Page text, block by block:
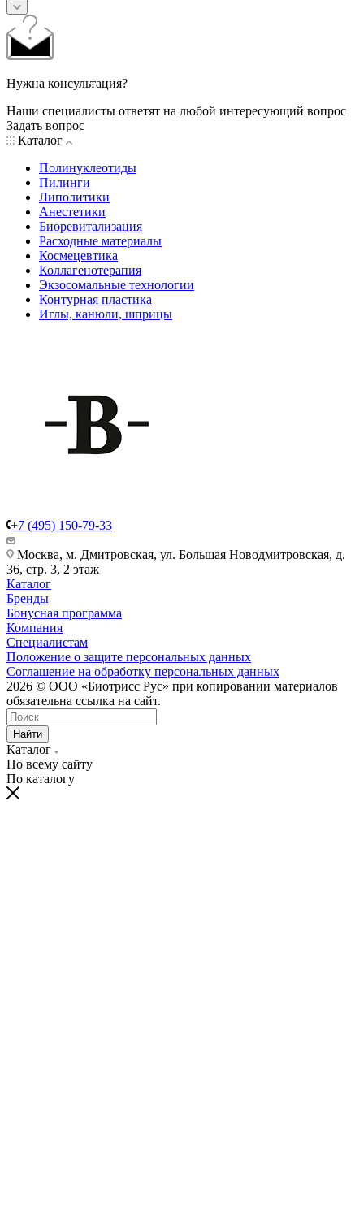
Нужна консультация?
Наши специалисты ответят на любой интересующий вопрос
Задать вопрос
Каталог
Полинуклеотиды
Пилинги
Липолитики
Анестетики
Биоревитализация
Расходные материалы
Космецевтика
Коллагенотерапия
Экзосомальные технологии
Контурная пластика
Иглы, канюли, шприцы
+7 (495) 150-79-33
Москва, м. Дмитровская, ул. Большая Новодмитровская, д.
36, стр. 3, 2 этаж
Каталог
Бренды
Бонусная программа
Компания
Специалистам
Положение о защите персональных данных
Соглашение на обработку персональных данных
2026 © ООО «Биотрисс Рус» при копировании материалов
обязательна ссылка на сайт.
Найти
Каталог
По всему сайту
По каталогу